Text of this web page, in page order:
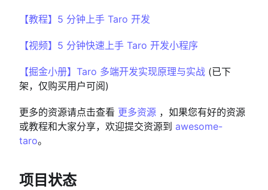
【教程】5 分钟上手 Taro 开发
【视频】5 分钟快速上手 Taro 开发小程序
【掘金小册】Taro 多端开发实现原理与实战 (已下
架，仅购买用户可阅)
更多的资源请点击查看 更多资源 ，如果您有好的资源
或教程和大家分享，欢迎提交资源到 awesome-
taro。
项目状态